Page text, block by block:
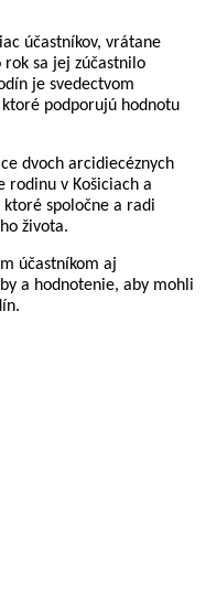
účastníkov, vrátane
rok sa jej zúčastnilo
je svedectvom
podporujú hodnotu
dvoch arcidiecéznych
rodinu v Košiciach a
ktoré spoločne a radi
života.
účastníkom aj
a hodnotenie, aby mohli